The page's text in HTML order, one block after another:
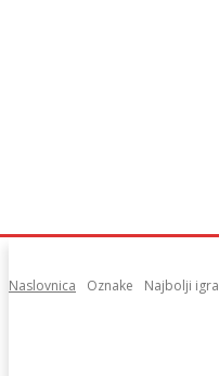
Naslovnica Oznake Najbolji